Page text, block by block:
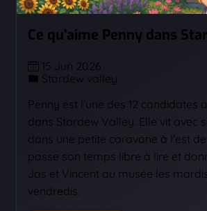
Ce qu'aime Penny dans
15 Jun 2026
Stardew valley
Penny est l’une des 12 candidates
dans Stardew Valley. Elle vit avec
dans une petite caravane à l’est de
passe son temps libre à lire et
Jas et Vincent au musée les
vendredis.